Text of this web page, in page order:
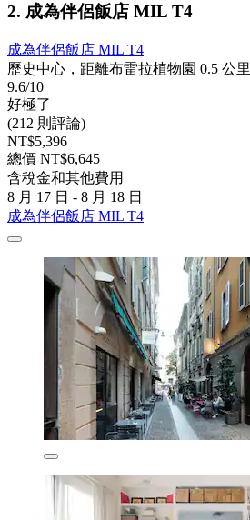
2. 成為伴侶飯店 MIL T4
成為伴侶飯店 MIL T4
歷史中心，距離布雷拉植物園 0.5 公里
9.6/10
好極了
(212 則評論)
NT$5,396
總價 NT$6,645
含稅金和其他費用
8 月 17 日 - 8 月 18 日
成為伴侶飯店 MIL T4